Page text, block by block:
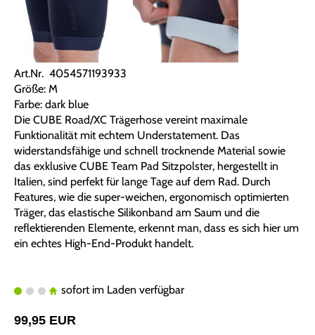
Art.Nr. 4054571193933
Größe: M
Farbe: dark blue
Die CUBE Road/XC Trägerhose vereint maximale
Funktionalität mit echtem Understatement. Das
widerstandsfähige und schnell trocknende Material sowie
das exklusive CUBE Team Pad Sitzpolster, hergestellt in
Italien, sind perfekt für lange Tage auf dem Rad. Durch
Features, wie die super-weichen, ergonomisch optimierten
Träger, das elastische Silikonband am Saum und die
reflektierenden Elemente, erkennt man, dass es sich hier um
ein echtes High-End-Produkt handelt.
sofort im Laden verfügbar
99,95 EUR